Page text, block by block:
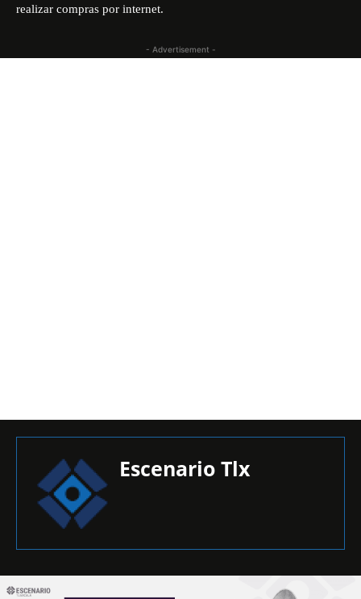
realizar compras por internet.
- Advertisement -
Escenario Tlx